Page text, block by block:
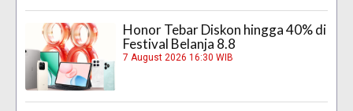
Honor Tebar Diskon hingga 40% di
Festival Belanja 8.8
7 August 2026 16:30 WIB